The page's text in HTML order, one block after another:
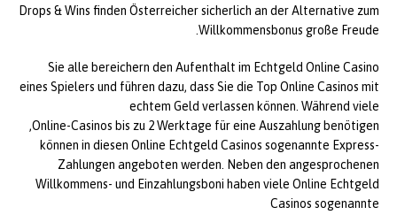
Drops & Wins finden Österreicher sicherlich an der Alternative zum
Willkommensbonus große Freude.
Sie alle bereichern den Aufenthalt im Echtgeld Online Casino
eines Spielers und führen dazu, dass Sie die Top Online Casinos mit
echtem Geld verlassen können. Während viele
Online-Casinos bis zu 2 Werktage für eine Auszahlung benötigen,
können in diesen Online Echtgeld Casinos sogenannte Express-
Zahlungen angeboten werden. Neben den angesprochenen
Willkommens- und Einzahlungsboni haben viele Online Echtgeld
Casinos sogenannte